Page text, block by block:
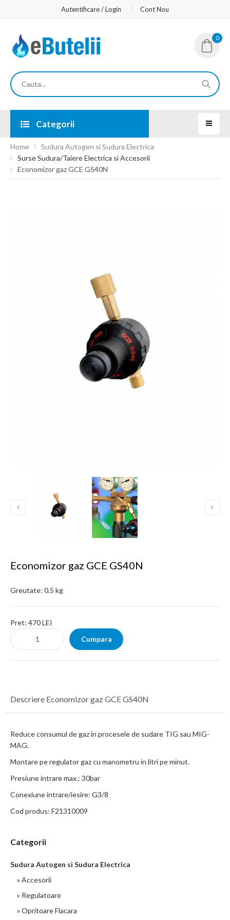
Autentificare / Login Cont Nou
0
Categorii
Home
Sudura Autogen si Sudura Electrica
Surse Sudura/Taiere Electrica si Accesorii
Economizor gaz GCE GS40N
Economizor gaz GCE GS40N
Greutate: 0.5 kg
Pret: 470 LEI
Descriere Economizor gaz GCE GS40N
Reduce consumul de gaz in procesele de sudare TIG sau MIG-
MAG.
Montare pe regulator gaz cu manometru in litri pe minut.
Presiune intrare max.: 30bar
Conexiune intrare/iesire: G3/8
Cod produs: F21310009
Categorii
Sudura Autogen si Sudura Electrica
» Accesorii
» Regulatoare
» Opritoare Flacara